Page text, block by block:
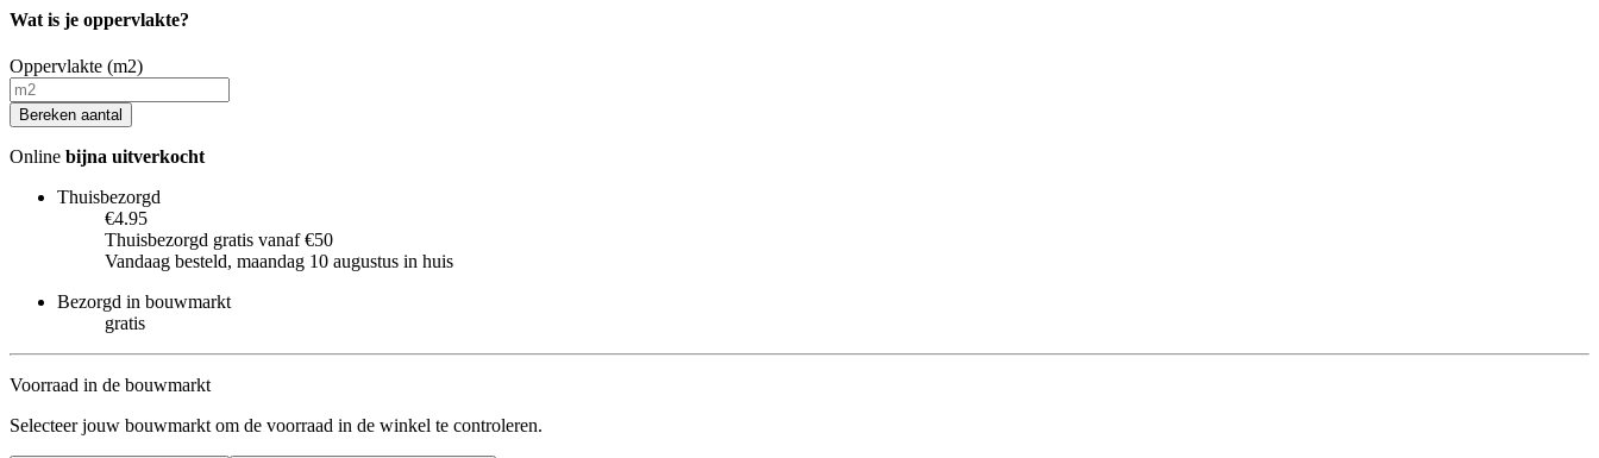
Wat is je oppervlakte?
Oppervlakte (m2)
Bereken aantal
Online bijna uitverkocht
Thuisbezorgd
€4.95
Thuisbezorgd gratis vanaf €50
Vandaag besteld, maandag 10 augustus in huis
Bezorgd in bouwmarkt
gratis
Voorraad in de bouwmarkt
Selecteer jouw bouwmarkt om de voorraad in de winkel te controleren.